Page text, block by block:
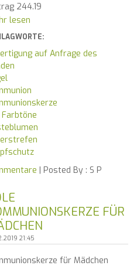
244.19
lesen
auf Anfrage des
Farbtöne
| Posted By : S P
FÜR
21:45
für Mädchen